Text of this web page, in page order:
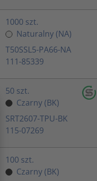
1000 szt.
Naturalny (NA)
T50SSL5-PA66-NA
111-85339
50 szt.
Czarny (BK)
SRT2607-TPU-BK
115-07269
100 szt.
Czarny (BK)